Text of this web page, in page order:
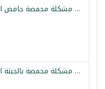
مكسرات مشكلة محمصة حامض اولكس 140غ
مكسرات مشكلة محمصة بالجبنة اولكس 140غ